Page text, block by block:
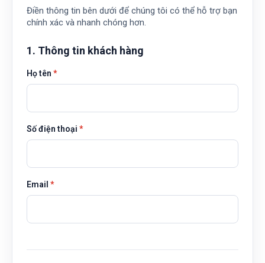
Điền thông tin bên dưới để chúng tôi có thể hỗ trợ bạn
chính xác và nhanh chóng hơn.
1. Thông tin khách hàng
Họ tên *
Số điện thoại *
Email *